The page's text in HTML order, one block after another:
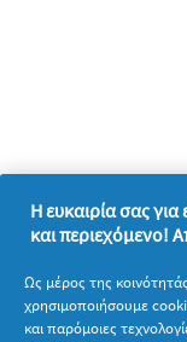
Σχετικά με την P&G
Η ευκαιρία σας
και περιεχόμενο!
Ως μέρος της
χρησιμοποιήσουμε
και παρόμοιες